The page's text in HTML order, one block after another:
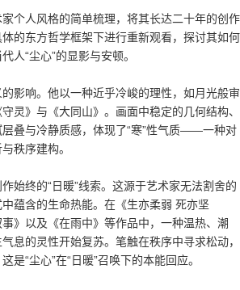
个人风格的简单梳理，将其长达二十年的创作
的东方哲学框架下进行重新观看，探讨其如何
人“尘心”的显影与安顿。
影响。他以一种近乎冷峻的理性，如月光般审
灵》与《大同山》。画面中稳定的几何结构、
叠与冷静质感，体现了“寒”性气质——一种对
秩序建构。
始终的“日暖”线索。这源于艺术家无法割舍的
蕴含的生命热能。在《生亦柔弱 死亦坚
》以及《在雨中》等作品中，一种温热、潮
息的灵性开始复苏。笔触在秩序中寻求松动，
是“尘心”在“日暖”召唤下的本能回应。